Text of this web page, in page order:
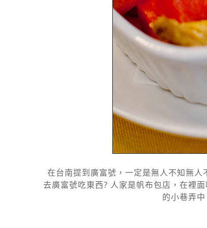
在台南提到廣富號，一定是無人不知無
去廣富號吃東西? 人家是帆布包店，在裡
的小巷弄